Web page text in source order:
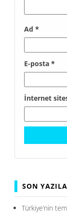
Ad *
E-posta *
İnternet
SON
Türkiye’nin